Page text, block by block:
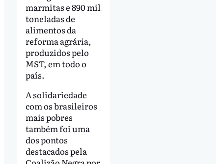
marmitas e 890 mil
toneladas de
alimentos da
reforma agrária,
produzidos pelo
MST, em todo o
país.
A solidariedade
com os brasileiros
mais pobres
também foi uma
dos pontos
destacados pela